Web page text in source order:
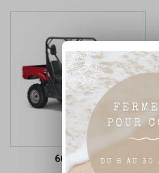
660 RHINO